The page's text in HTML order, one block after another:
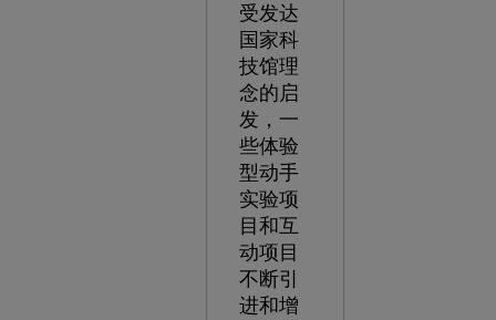
受发达
国家科
技馆理
念的启
发，一
些体验
型动手
实验项
目和互
动项目
不断引
进和增